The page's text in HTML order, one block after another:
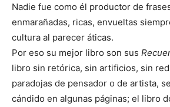
Nadie fue como él productor de
enmarañadas, ricas, envueltas
cultura al parecer áticas.
Por eso su mejor libro son sus
libro sin retórica, sin artificios, sin
paradojas de pensador o de artista,
cándido en algunas páginas; el libro